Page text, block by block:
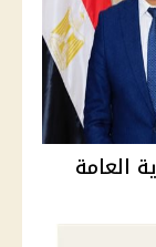
بالثانوية العامة